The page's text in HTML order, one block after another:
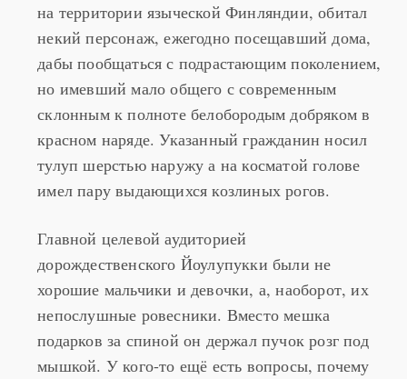
на территории языческой Финляндии, обитал
некий персонаж, ежегодно посещавший дома,
дабы пообщаться с подрастающим поколением,
но имевший мало общего с современным
склонным к полноте белобородым добряком в
красном наряде. Указанный гражданин носил
тулуп шерстью наружу а на косматой голове
имел пару выдающихся козлиных рогов.
Главной целевой аудиторией
дорождественского Йоулупукки были не
хорошие мальчики и девочки, а, наоборот, их
непослушные ровесники. Вместо мешка
подарков за спиной он держал пучок розг под
мышкой. У кого-то ещё есть вопросы, почему